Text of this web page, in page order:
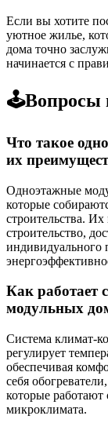
Если вы хотите
уютное жилье,
дома точно
начинается с
🕹️Вопросы
Что такое
их
Одноэтажные
которые
строительства.
строительство,
индивидуального
Как работает
модульных
Система климат-
регулирует
обеспечивая
себя
которые
микроклимата.